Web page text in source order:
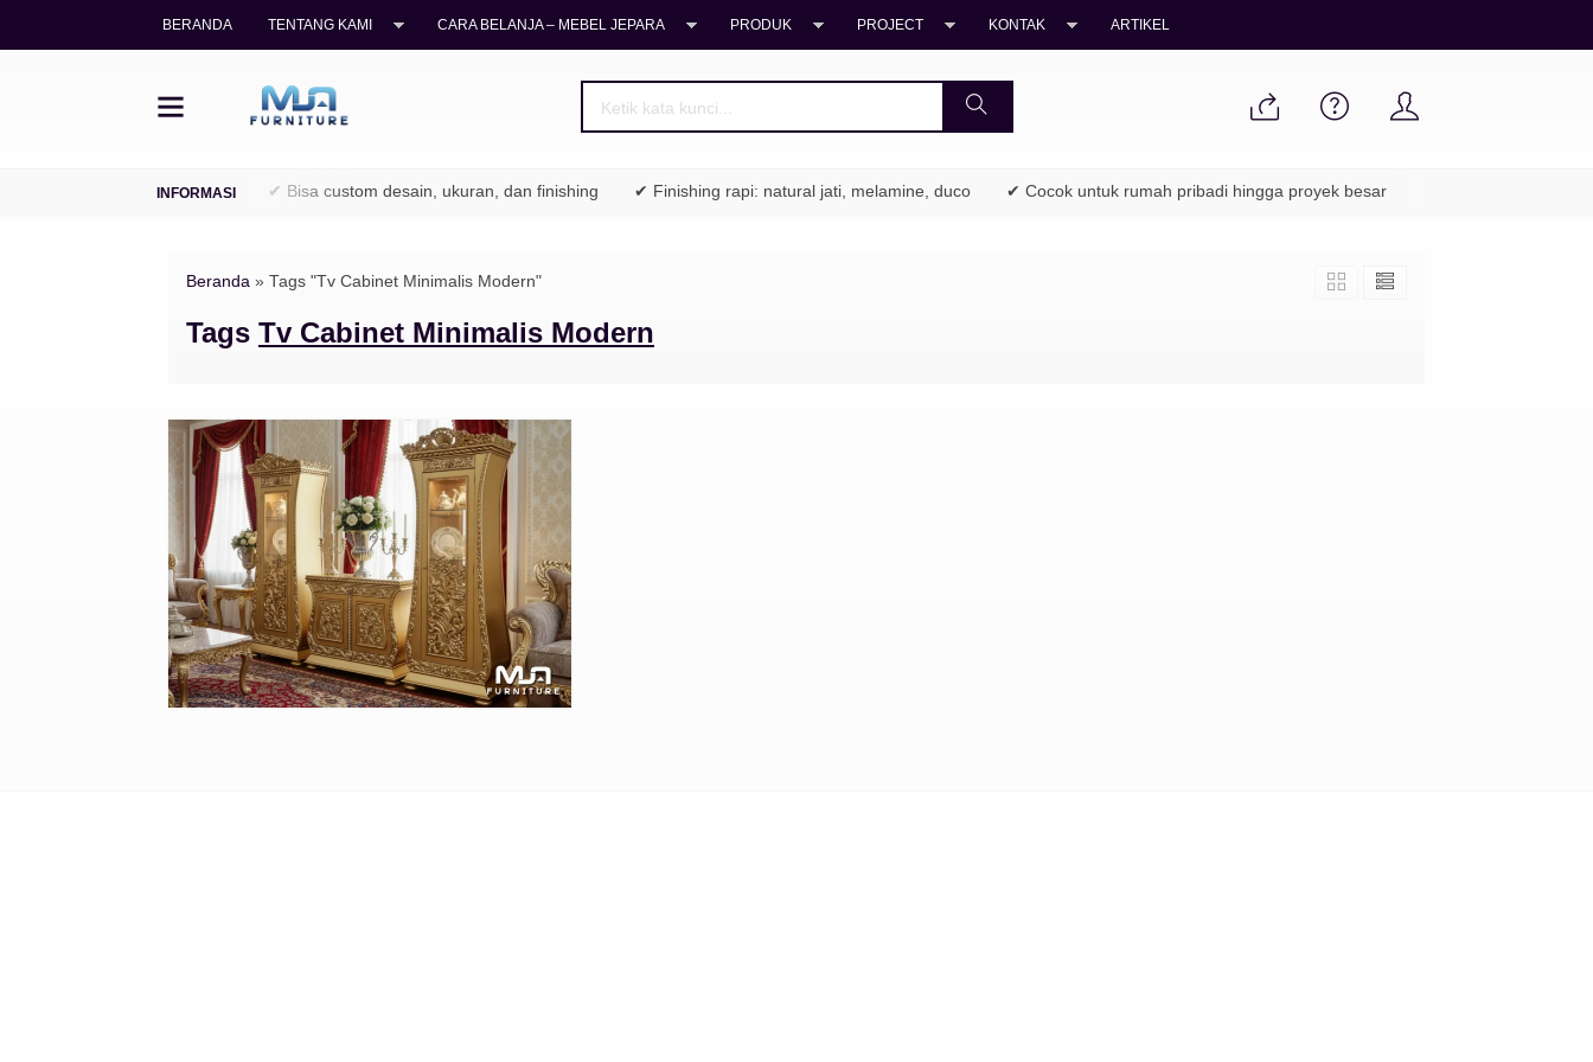
BERANDA TENTANG KAMI CARA BELANJA – MEBEL JEPARA PRODUK PROJECT KONTAK ARTIKEL
jati legal (TPK / Perhutani) ✔ Bisa custom desain, ukuran, dan finishing ✔ Finishing rapi: natural jati, melamine, duco ✔ Cocok untuk rumah pribadi hingga proyek besar
Beranda » Tags "Tv Cabinet Minimalis Modern"
Tags Tv Cabinet Minimalis Modern